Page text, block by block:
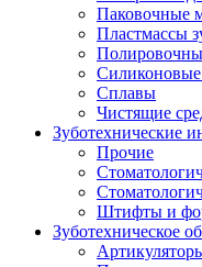
Паковочные
Пластмассы
Силиконовые
Сплавы
Чистящие
Зуботехнические
Прочие
Штифты и
Зуботехническое